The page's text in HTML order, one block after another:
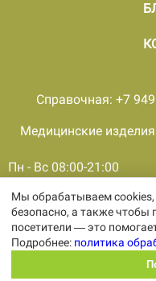
Пн - Вс 08:00-21:00
Справочная: +7
Медицинские
© 2001 - 2026, все
Мединвест», ИНН
Политика конфиденциальности
Политика обработки персональных
Политика обработки файлов cookie
Мы обрабатываем cookies,
безопасно, а также чтобы
посетители — это
Подробнее: политика